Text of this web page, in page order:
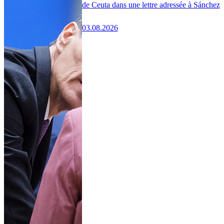
de Ceuta dans une lettre adressée à Sánchez
03.08.2026